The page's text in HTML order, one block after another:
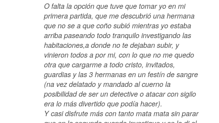
O falta la opción que tuve que tomar yo en mi
primera partida, que me descubrió una hermana
que no se a que coño subió mientras yo estaba
arriba paseando todo tranquilo investigando las
habitaciones,a donde no te dejaban subir, y
vinieron todos a por mi, con lo que no me quedo
otra que cargarme a todo cristo, invitados,
guardias y las 3 hermanas en un festín de sangre
(na vez delatado y mandado al cuerno la
posibilidad de ser un detective o atacar con sigilo
era lo más divertido que podía hacer).
Y casi disfrute más con tanto mata mata sin parar